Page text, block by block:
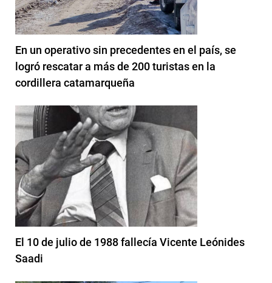
En un operativo sin precedentes en el país, se
logró rescatar a más de 200 turistas en la
cordillera catamarqueña
El 10 de julio de 1988 fallecía Vicente Leónides
Saadi